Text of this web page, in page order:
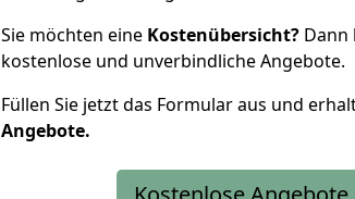
Sie möchten eine Kostenübersicht? Dann
kostenlose und unverbindliche Angebote.
Füllen Sie jetzt das Formular aus und
Angebote.